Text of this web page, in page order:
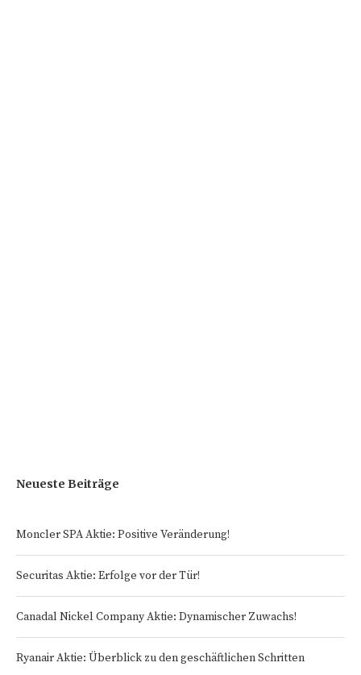
Neueste Beiträge
Moncler SPA Aktie: Positive Veränderung!
Securitas Aktie: Erfolge vor der Tür!
Canadal Nickel Company Aktie: Dynamischer Zuwachs!
Ryanair Aktie: Überblick zu den geschäftlichen Schritten